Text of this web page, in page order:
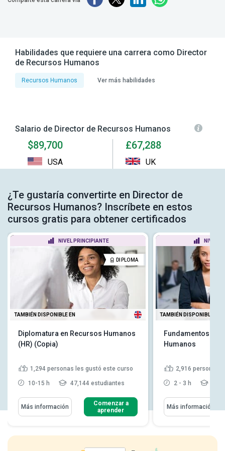
Habilidades que requiere una carrera como Director
de Recursos Humanos
Recursos Humanos Ver más habilidades
Salario de Director de Recursos Humanos
$89,700
USA
£67,288
UK
¿Te gustaría convertirte en Director de
Recursos Humanos? Inscríbete en estos
cursos gratis para obtener certificados
NIVEL PRINCIPIANTE
DIPLOMA
TAMBIÉN DISPONIBLE EN
Diplomatura en Recursos Humanos
(HR) (Copia)
1,294 personas les gustó este curso
10-15 h 47,144 estudiantes
Más información
Comenzar a
aprender
NIVEL
TAMBIÉN DISPONIBLE EN
Fundamentos de
Humanos
2,916 personas
2 - 3 h
Más información